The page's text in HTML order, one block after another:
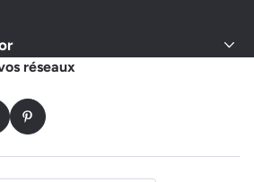
réseaux
Pinterest